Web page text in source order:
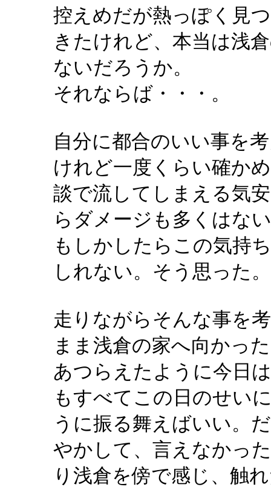
控えめだが熱っぽく見
きたけれど、本当は浅
ないだろうか。
それならば・・・。
自分に都合のいい事を
けれど一度くらい確か
談で流してしまえる気
らダメージも多くはな
もしかしたらこの気持
しれない。そう思った。
走りながらそんな事を
まま浅倉の家へ向かっ
あつらえたように今日
もすべてこの日のせい
うに振る舞えばいい。
やかして、言えなかっ
り浅倉を傍で感じ、触